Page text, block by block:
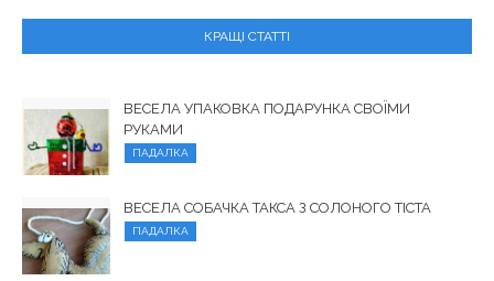
КРАЩІ СТАТТІ
ВЕСЕЛА УПАКОВКА ПОДАРУНКА СВОЇМИ
РУКАМИ
ПАДАЛКА
ВЕСЕЛА СОБАЧКА ТАКСА З СОЛОНОГО ТІСТА
ПАДАЛКА